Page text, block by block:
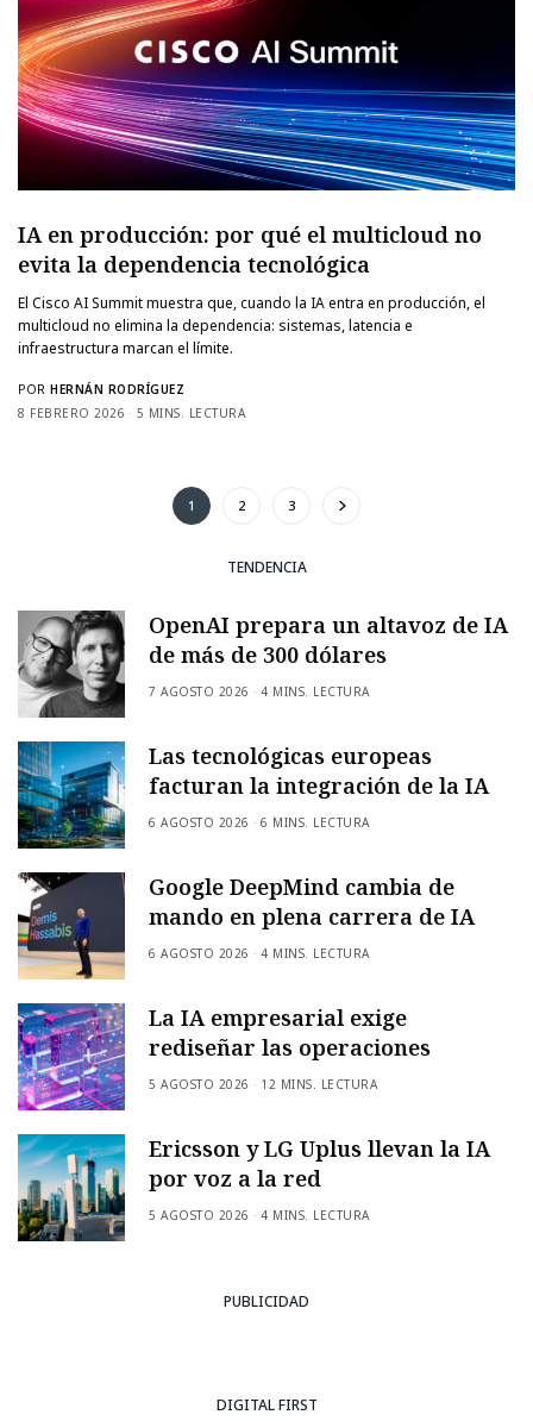
IA en producción: por qué el multicloud no
evita la dependencia tecnológica
El Cisco AI Summit muestra que, cuando la IA entra en producción, el
multicloud no elimina la dependencia: sistemas, latencia e
infraestructura marcan el límite.
POR HERNÁN RODRÍGUEZ
8 FEBRERO 2026
5 MINS. LECTURA
1 2 3
TENDENCIA
OpenAI prepara un altavoz de IA
de más de 300 dólares
7 AGOSTO 2026 4 MINS. LECTURA
Las tecnológicas europeas
facturan la integración de la IA
6 AGOSTO 2026 6 MINS. LECTURA
Google DeepMind cambia de
mando en plena carrera de IA
6 AGOSTO 2026 4 MINS. LECTURA
La IA empresarial exige
rediseñar las operaciones
5 AGOSTO 2026 12 MINS. LECTURA
Ericsson y LG Uplus llevan la IA
por voz a la red
5 AGOSTO 2026 4 MINS. LECTURA
PUBLICIDAD
DIGITAL FIRST